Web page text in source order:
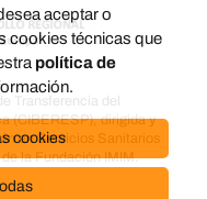
Transferencia del
(CIBERESP), dirigida y
en Servicios Sanitarios
la Fundación IMIM.
aceptar o
cookies técnicas que
política de
cookies